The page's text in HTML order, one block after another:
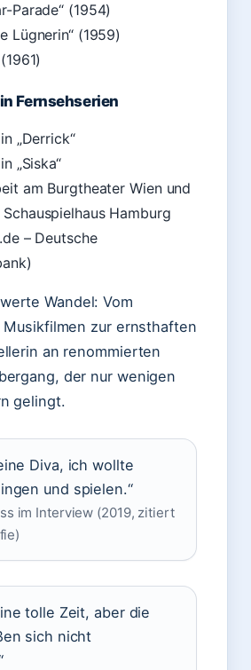
Parade“ (1954)
Lügnerin“ (1959)
Fernsehserien
„Derrick“
„Siska“
am Burgtheater Wien und
Hamburg
– Deutsche
Wandel: Vom
zur ernsthaften
an renommierten
der nur wenigen
gelingt.
Diva, ich wollte
und spielen.“
im Interview (2019, zitiert
tolle Zeit, aber die
sich nicht